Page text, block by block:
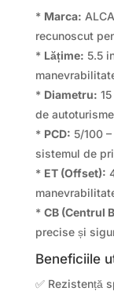
* Marca:
recunoscut
* Lățime: 5.5
* Diametru:
de
* PCD: 5/100
sistemul de
* ET (Offset):
* CB (Centrul
precise și
Beneficiile
✅ Rezistență